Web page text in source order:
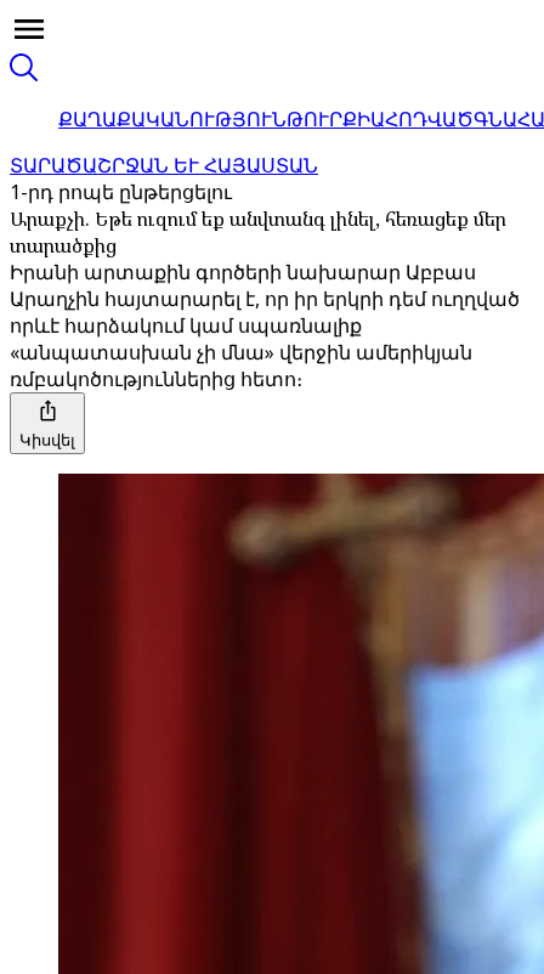
ՔԱՂԱՔԱԿԱՆՈՒԹՅՈՒՆԹՈՒՐՔԻԱՀՈԴՎԱԾ
ՏԱՐԱԾԱՇՐՋԱՆ ԵՒ ՀԱՅԱՍՏԱՆ
1-րդ րոպե ընթերցելու
Արաքչի. Եթե ուզում եք անվտանգ լինել, հեռացեք մեր
տարածքից
Իրանի արտաքին գործերի նախարար Աբբաս
Արաղչին հայտարարել է, որ իր երկրի դեմ ուղղված
որևէ հարձակում կամ սպառնալիք
«անպատասխան չի մնա» վերջին ամերիկյան
ռմբակոծություններից հետո։
Կիսվել